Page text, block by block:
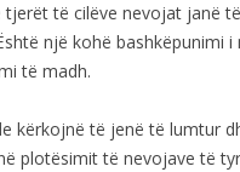
tjerët të cilëve nevojat janë
një kohë bashkëpunimi i
të madh.
kërkojnë të jenë të lumtur
plotësimit të nevojave të